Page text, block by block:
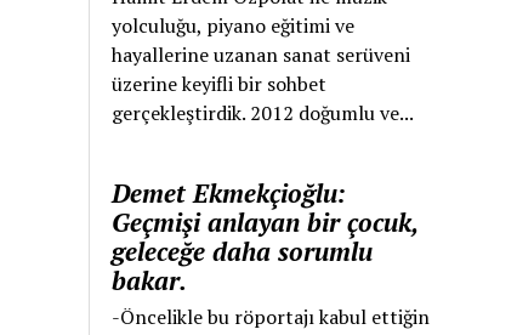
yolculuğu, piyano eğitimi ve
hayallerine uzanan sanat serüveni
üzerine keyifli bir sohbet
gerçekleştirdik. 2012 doğumlu ve...
Demet Ekmekçioğlu:
Geçmişi anlayan bir çocuk,
geleceğe daha sorumlu
bakar.
-Öncelikle bu röportajı kabul ettiğin